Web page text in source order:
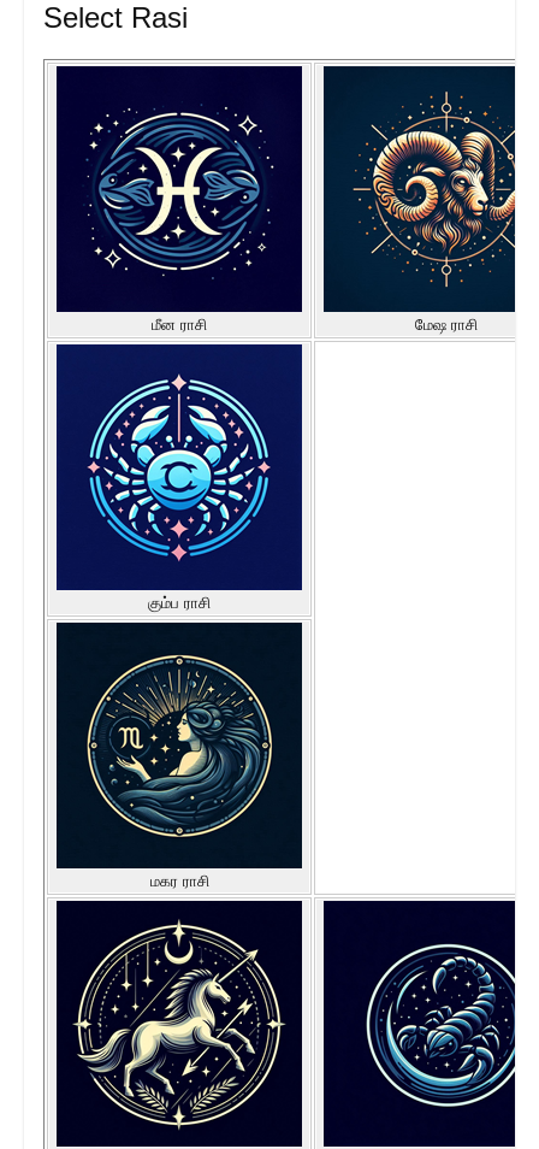
Select Rasi
மீன ராசி மேஷ ராசி
கும்ப ராசி
மகர ராசி